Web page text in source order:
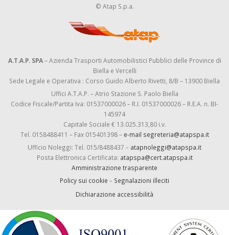
© Atap S.p.a.
A.T.A.P. SPA– Azienda Trasporti Automobilistici Pubblici delle Province di
Biella e Vercelli
Sede Legale e Operativa : Corso Guido Alberto Rivetti, 8/B – 13900 Biella
Uffici A.T.A.P. – Atrio Stazione S. Paolo Biella
Codice Fiscale/Partita Iva: 01537000026 – R.I. 01537000026 – R.E.A. n. BI-
145974
Capitale Sociale € 13.025.313,80 i.v.
Tel. 0158488411 – Fax 015401398 – e-mail segreteria@atapspa.it
Ufficio Noleggi: Tel. 015/8488437 – atapnoleggi@atapspa.it
Posta Elettronica Certificata: atapspa@cert.atapspa.it
Amministrazione trasparente
Policy sui cookie – Segnalazioni illeciti
Dichiarazione accessibilità